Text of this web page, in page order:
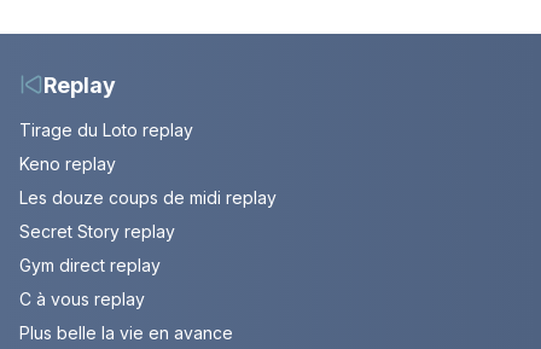
2026 (spoiler)
Delphine Wespiser sur
Replay
Tirage du Loto replay
Keno replay
Les douze coups de midi replay
Secret Story replay
Gym direct replay
C à vous replay
Plus belle la vie en avance